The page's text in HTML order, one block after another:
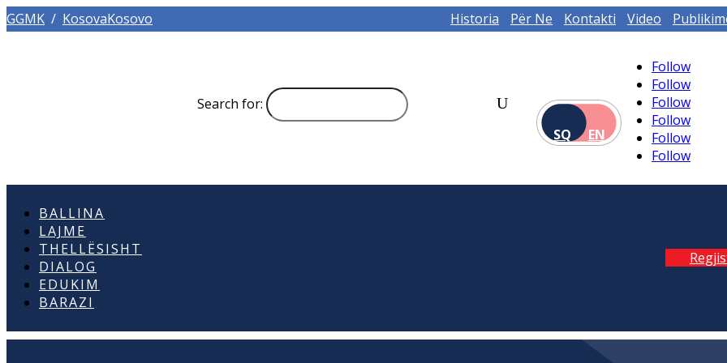
GGMK / KosovaKosovo Historia Për Ne Kontakti Video
Search for:
SQ
EN
Follow
Follow
Follow
Follow
Follow
Follow
BALLINA
LAJME
THELLËSISHT
DIALOG
EDUKIM
BARAZI